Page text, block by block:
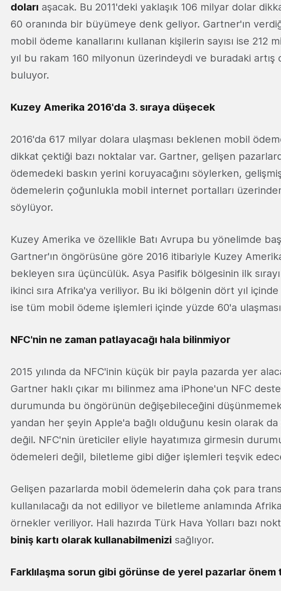
doları aşacak. Bu 2011'deki yaklaşık 106 milyar dolar
60 oranında bir büyümeye denk geliyor. Gartner'ın
mobil ödeme kanallarını kullanan kişilerin sayısı ise 212
yıl bu rakam 160 milyonun üzerindeydi ve buradaki artış
buluyor.
Kuzey Amerika 2016'da 3. sıraya düşecek
2016'da 617 milyar dolara ulaşması beklenen mobil
dikkat çektiği bazı noktalar var. Gartner, gelişen
ödemedeki baskın yerini koruyacağını söylerken,
ödemelerin çoğunlukla mobil internet portalları
söylüyor.
Kuzey Amerika ve özellikle Batı Avrupa bu yönelimde
Gartner'ın öngörüsüne göre 2016 itibariyle Kuzey
bekleyen sıra üçüncülük. Asya Pasifik bölgesinin ilk
ikinci sıra Afrika'ya veriliyor. Bu iki bölgenin dört yıl içinde
ise tüm mobil ödeme işlemleri içinde yüzde 60'a
NFC'nin ne zaman patlayacağı hala bilinmiyor
2015 yılında da NFC'inin küçük bir payla pazarda yer
Gartner haklı çıkar mı bilinmez ama iPhone'un NFC
durumunda bu öngörünün değişebileceğini
yandan her şeyin Apple'a bağlı olduğunu kesin olarak
değil. NFC'nin üreticiler eliyle hayatımıza girmesin
ödemeleri değil, biletleme gibi diğer işlemleri teşvik
Gelişen pazarlarda mobil ödemelerin daha çok para
kullanılacağı da not ediliyor ve biletleme anlamında
örnekler veriliyor. Hali hazırda Türk Hava Yolları bazı
biniş kartı olarak kullanabilmenizi sağlıyor.
Farklılaşma sorun gibi görünse de yerel pazarlar önem